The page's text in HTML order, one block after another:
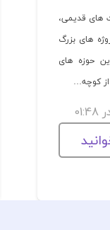
های قدیمی،
های بزرگ
حوزه های
کوچه…